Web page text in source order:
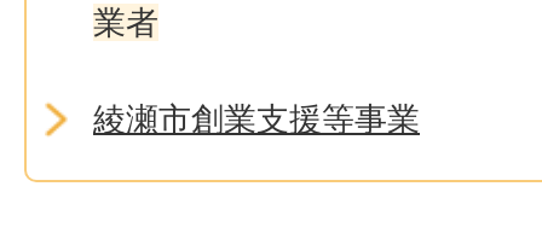
業者
綾瀬市創業支援等事業